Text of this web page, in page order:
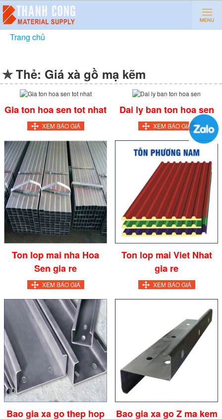
Trang chủ
✯ Thẻ: Giá xà gồ mạ kẽm
Gia ton hoa sen tot nhat
XEM BÁO GIÁ
Dai ly ban ton hoa sen
XEM BÁO GIÁ
Ton lop mai nha Hoa
Sen gia re
XEM BÁO GIÁ
Ton lop mai Viet Nhat
gia re
XEM BÁO GIÁ
Bao gia xa go thep hop
Bao gia xa go Z ma kem